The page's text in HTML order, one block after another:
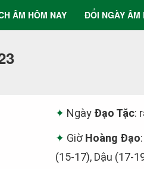
ÂM HÔM NAY ĐỔI NGÀY ÂM
Ngày Đạo Tặc:
Giờ Hoàng Đạo
(15-17), Dậu (17-